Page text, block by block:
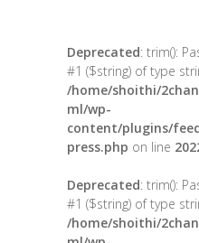
Deprecated: trim():
#1 ($string) of type
/home/shoithi/
ml/wp-
content/plugins/
press.php on line
Deprecated: trim():
#1 ($string) of type
/home/shoithi/